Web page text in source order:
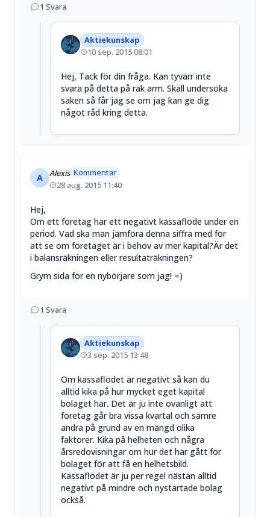
1 Svara
Aktiekunskap
10 sep. 2015 08:01
Hej, Tack för din fråga. Kan tyvärr inte
svara på detta på rak arm. Skall undersöka
saken så får jag se om jag kan ge dig
något råd kring detta.
A Alexis Kommentar
28 aug. 2015 11:40
Hej,
Om ett företag har ett negativt kassaflöde under en
period. Vad ska man jämföra denna siffra med för
att se om företaget är i behov av mer kapital?Är det
i balansräkningen eller resultaträkningen?
Grym sida för en nybörjare som jag! =)
1 Svara
Aktiekunskap
3 sep. 2015 13:48
Om kassaflödet är negativt så kan du
alltid kika på hur mycket eget kapital
bolaget har. Det är ju inte ovanligt att
företag går bra vissa kvartal och sämre
andra på grund av en mängd olika
faktorer. Kika på helheten och några
årsredovisningar om hur det har gått för
bolaget för att få en helhetsbild.
Kassaflödet är ju per regel nästan alltid
negativt på mindre och nystartade bolag
också.